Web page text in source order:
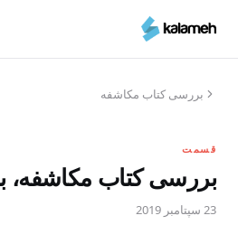
محتوای
بررسی کتاب مکاشفه
قسمت
بررسی کتاب مکاشفه،
23 سپتامبر 2019